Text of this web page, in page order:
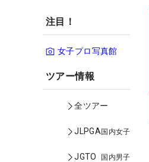
注目！
女子プロ写真館
ツアー情報
全ツアー
JLPGA国内女子
JGTO 国内男子